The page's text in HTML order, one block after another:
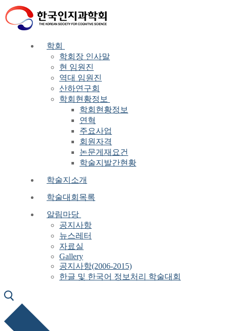
Skip
to
content
Menu
Close
학회
학회장 인사말
현 임원진
역대 임원진
산하연구회
학회현황정보
학회현황정보
연혁
주요사업
회원자격
논문게재요건
학술지발간현황
학술지소개
학술대회목록
알림마당
공지사항
뉴스레터
자료실
Gallery
공지사항(2006-2015)
한글 및 한국어 정보처리 학술대회